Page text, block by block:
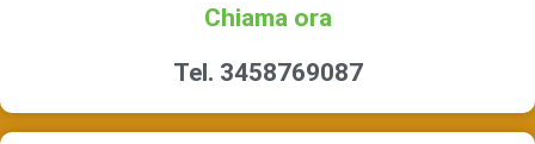
Chiama ora
Tel. 3458769087